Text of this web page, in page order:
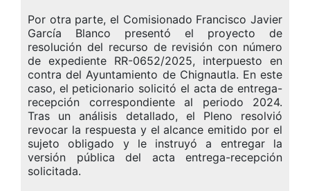
Por otra parte, el Comisionado Francisco Javier
García Blanco presentó el proyecto de
resolución del recurso de revisión con número
de expediente RR-0652/2025, interpuesto en
contra del Ayuntamiento de Chignautla. En este
caso, el peticionario solicitó el acta de entrega-
recepción correspondiente al periodo 2024.
Tras un análisis detallado, el Pleno resolvió
revocar la respuesta y el alcance emitido por el
sujeto obligado y le instruyó a entregar la
versión pública del acta entrega-recepción
solicitada.